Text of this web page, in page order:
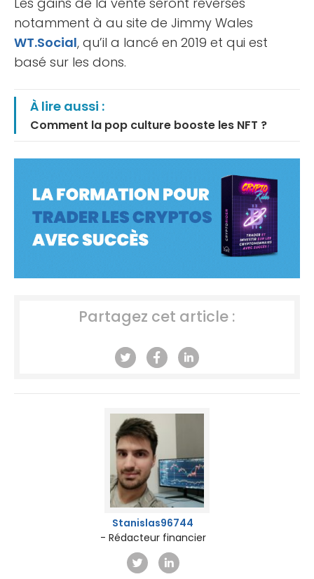
notamment à au site de Jimmy Wales
WT.Social, qu’il a lancé en 2019 et qui est
basé sur les dons.
À lire aussi :
Comment la pop culture booste les NFT ?
Partagez cet article :
Stanislas96744
- Rédacteur financier